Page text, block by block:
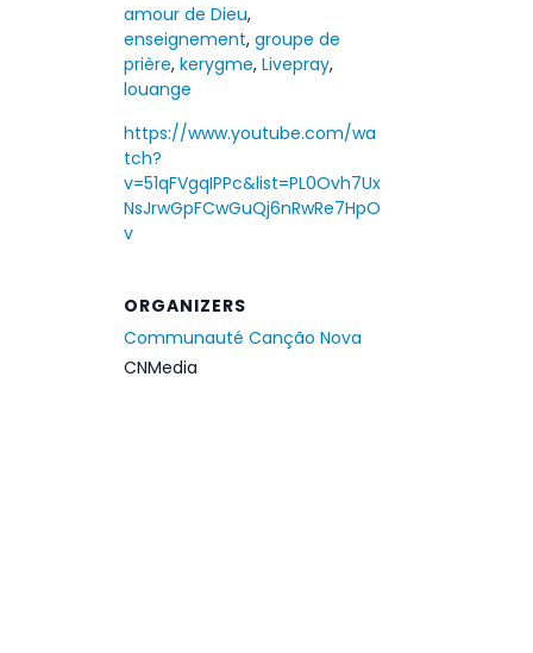
amour de Dieu,
enseignement, groupe de
prière, kerygme, Livepray,
louange
https://www.youtube.com/wa
tch?
v=51qFVgqIPPc&list=PL0Ovh7Ux
NsJrwGpFCwGuQj6nRwRe7HpO
v
ORGANIZERS
Communauté Canção Nova
CNMedia